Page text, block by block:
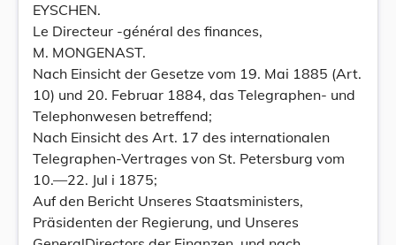
EYSCHEN.
Le Directeur -général des finances,
M. MONGENAST.
Nach Einsicht der Gesetze vom 19. Mai 1885 (Art.
10) und 20. Februar 1884, das Telegraphen- und
Telephonwesen betreffend;
Nach Einsicht des Art. 17 des internationalen
Telegraphen-Vertrages von St. Petersburg vom
10.—22. Jul i 1875;
Auf den Bericht Unseres Staatsministers,
Präsidenten der Regierung, und Unseres